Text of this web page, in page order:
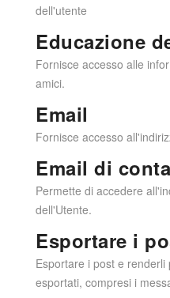
dell'utente
Educazione
Fornisce accesso alle
amici.
Email
Fornisce accesso
Email di
Permette di accedere
dell'Utente.
Esportare i
Esportare i post e
esportati, compresi i